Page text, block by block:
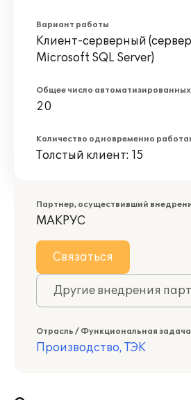
Вариант работы
Клиент-серверный
Microsoft SQL Server)
Общее число
20
Количество одновременно
Толстый клиент: 15
Партнер, осуществивший
МАКРУС
Связаться
Другие внедрения
Отрасль / Функциональная задача
Производство, ТЭК